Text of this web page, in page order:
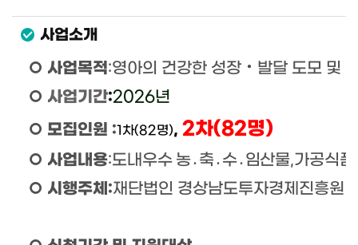
사업소개
○ 사업목적:영아의 건강한 성장 ‧ 발달 도모 및
○ 사업기간:2026년
○ 모집인원 :1차(82명), 2차(82명)
○ 사업내용:도내우수 농․축․수․임산물,가공식품
○ 시행주체 :재단법인 경상남도투자경제진흥원